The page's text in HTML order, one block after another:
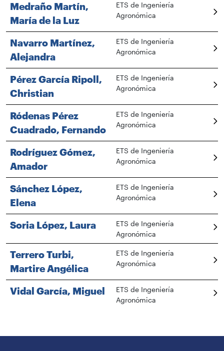
Medraño Martín,
María de la Luz
ETS de Ingeniería
Agronómica
Navarro Martínez,
Alejandra
ETS de Ingeniería
Agronómica
Pérez García Ripoll,
Christian
ETS de Ingeniería
Agronómica
Ródenas Pérez
Cuadrado, Fernando
ETS de Ingeniería
Agronómica
Rodríguez Gómez,
Amador
ETS de Ingeniería
Agronómica
Sánchez López,
Elena
ETS de Ingeniería
Agronómica
Soria López, Laura
ETS de Ingeniería
Agronómica
Terrero Turbi,
Martire Angélica
ETS de Ingeniería
Agronómica
Vidal García, Miguel
ETS de Ingeniería
Agronómica